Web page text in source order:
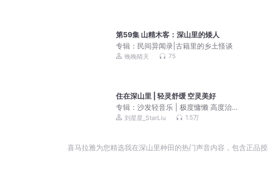
第59集 山精木客：深山里的矮人
专辑： 民间异闻录|古籍里的乡土怪谈
晚晚晴天 75
住在深山里 | 轻灵舒缓 空灵美好
专辑： 沙发轻音乐 | 极度慵懒 高度治愈
享受慢生活
刘星星_StarLiu 1.5万
喜马拉雅为您精选我在深山里种田的热门声音内容，包含正品